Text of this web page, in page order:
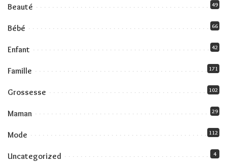
Beauté 49
Bébé 66
Enfant 42
Famille 171
Grossesse 102
Maman 29
Mode 112
Uncategorized 4